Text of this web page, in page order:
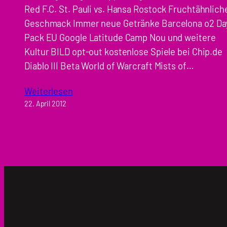
Red F.C. St. Pauli vs. Hansa Rostock
Geschmack Immer neue Getränke Barcelona o2
Pack EU Google Latitude Camp Nou und weitere
Kultur BILD opt-out kostenlose Spiele bei Chip.de
Diablo III Beta World of Warcraft Mists of…
Weiterlesen
22. April 2012